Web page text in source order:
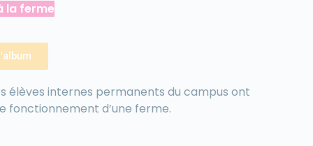
la ferme
élèves internes permanents du campus ont
fonctionnement d’une ferme.